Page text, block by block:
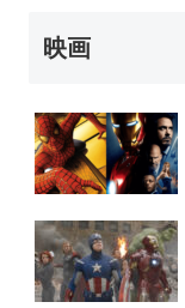
映画